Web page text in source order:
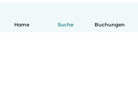
Home Suche Buchungen